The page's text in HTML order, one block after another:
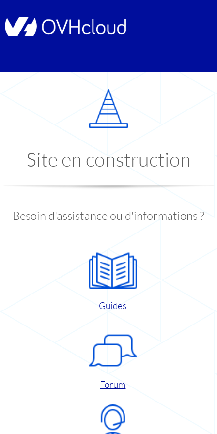
Site en construction
Besoin d'assistance ou d'informations ?
Guides
Forum